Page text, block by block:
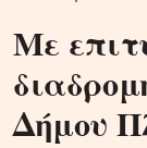
Με
Δήμου